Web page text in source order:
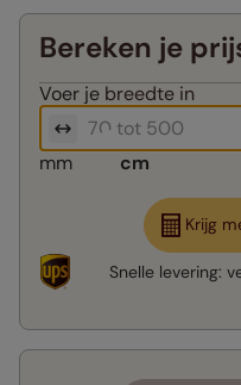
Bereken je
Voer je breedte in
mm cm
Krijg
Snelle levering: